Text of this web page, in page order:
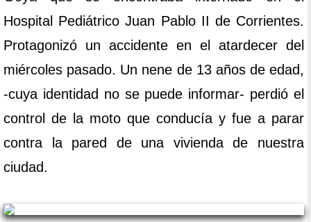
Hospital Pediátrico Juan Pablo II de Corrientes.
Protagonizó un accidente en el atardecer del
miércoles pasado. Un nene de 13 años de edad,
-cuya identidad no se puede informar- perdió el
control de la moto que conducía y fue a parar
contra la pared de una vivienda de nuestra
ciudad.